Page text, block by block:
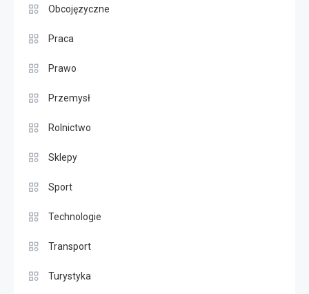
Obcojęzyczne
Praca
Prawo
Przemysł
Rolnictwo
Sklepy
Sport
Technologie
Transport
Turystyka